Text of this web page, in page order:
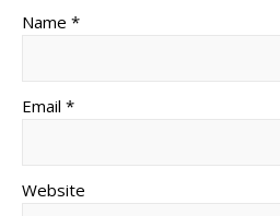
Name *
Email *
Website